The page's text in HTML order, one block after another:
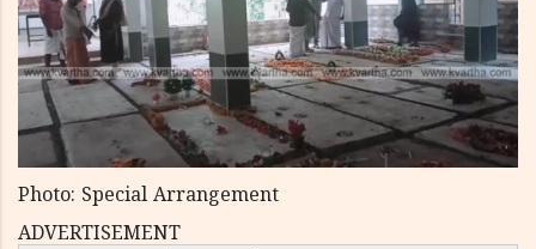
Photo: Special Arrangement
ADVERTISEMENT